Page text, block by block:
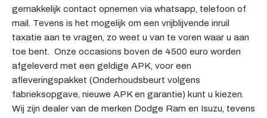
gemakkelijk contact opnemen via whatsapp, telefoon of
mail. Tevens is het mogelijk om een vrijblijvende inruil
taxatie aan te vragen, zo weet u van te voren waar u aan
toe bent. Onze occasions boven de 4500 euro worden
afgeleverd met een geldige APK, voor een
afleveringspakket (Onderhoudsbeurt volgens
fabrieksopgave, nieuwe APK en garantie) kunt u kiezen.
Wij zijn dealer van de merken Dodge Ram en Isuzu, tevens